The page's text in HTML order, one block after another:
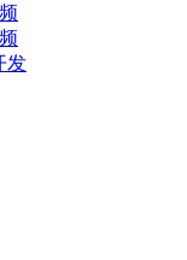
发